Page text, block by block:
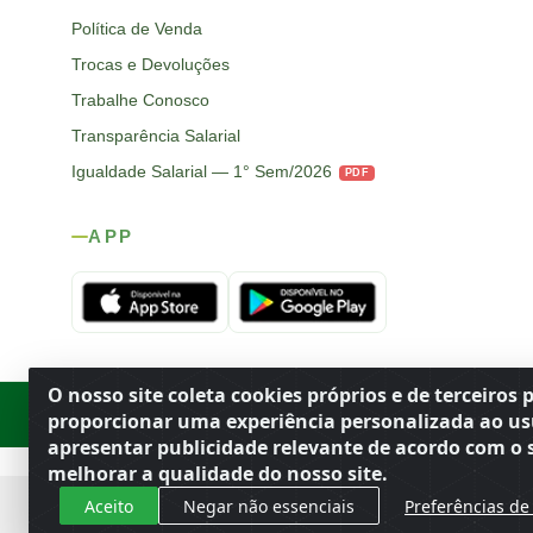
O nosso site coleta cookies próprios e de terceiros
proporcionar uma experiência personalizada ao
apresentar publicidade relevante de acordo com o
melhorar a qualidade do nosso site.
Aceito Negar não essenciais Preferências de
Política de Venda
Trocas e Devoluções
Trabalhe Conosco
Transparência Salarial
Igualdade Salarial — 1° Sem/2026
PDF
APP
Rod. SP-215, s/n, km 98 — Área Rural Porto Ferreira/ ·